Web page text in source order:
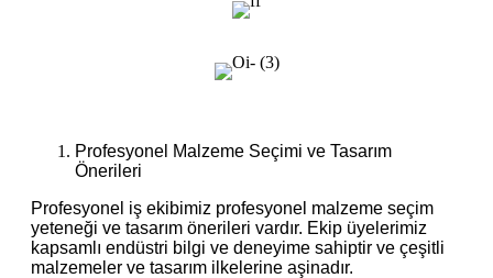
Profesyonel Malzeme Seçimi ve Tasarım
Önerileri
Profesyonel iş ekibimiz profesyonel malzeme seçim
yeteneği ve tasarım önerileri vardır. Ekip üyelerimiz
kapsamlı endüstri bilgi ve deneyime sahiptir ve çeşitli
malzemeler ve tasarım ilkelerine aşinadır.